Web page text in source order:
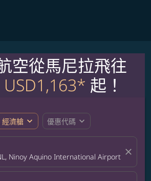
空從馬尼拉飛往
USD1,163* 起！
經濟艙 expand_more 優惠代碼 expand_more
Ninoy Aquino International Airport close